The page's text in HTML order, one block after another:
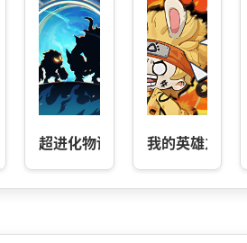
！
奇 超进化物语2 我的英雄之路